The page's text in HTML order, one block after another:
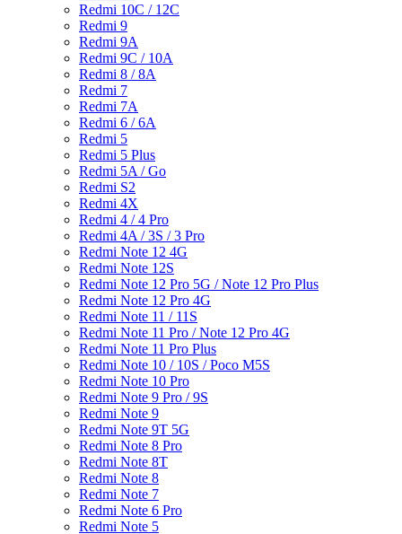
Redmi 10C / 12C
Redmi 9
Redmi 9A
Redmi 9C / 10A
Redmi 8 / 8A
Redmi 7
Redmi 7A
Redmi 6 / 6A
Redmi 5
Redmi 5 Plus
Redmi 5A / Go
Redmi S2
Redmi 4X
Redmi 4 / 4 Pro
Redmi 4A / 3S / 3 Pro
Redmi Note 12 4G
Redmi Note 12S
Redmi Note 12 Pro 5G / Note 12 Pro Plus
Redmi Note 12 Pro 4G
Redmi Note 11 / 11S
Redmi Note 11 Pro / Note 12 Pro 4G
Redmi Note 11 Pro Plus
Redmi Note 10 / 10S / Poco M5S
Redmi Note 10 Pro
Redmi Note 9 Pro / 9S
Redmi Note 9
Redmi Note 9T 5G
Redmi Note 8 Pro
Redmi Note 8T
Redmi Note 8
Redmi Note 7
Redmi Note 6 Pro
Redmi Note 5